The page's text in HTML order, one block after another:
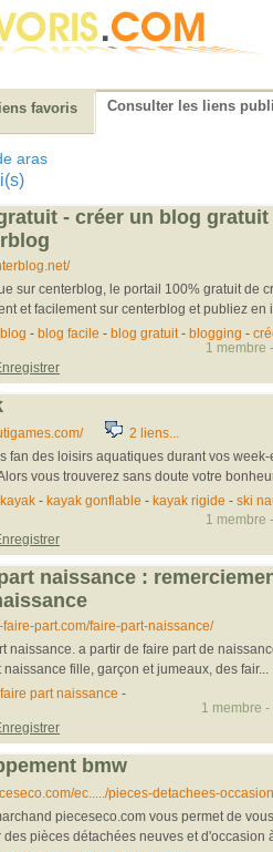
favoris Consulter les liens
aras
- créer un blog
sur centerblog, le portail 100% gratuit de
et facilement sur centerblog et publiez en
blog - blog facile - blog gratuit- blogging -
1 membre
2 liens...
fan des loisirs aquatiques durant vos
vous trouverez sans doute votre
kayak- kayak gonflable - kayak rigide - ski
1 membre
naissance :
faire-part.com/faire-part-naissance/
naissance. a partir de faire part de
naissance fille, garçon et jumeaux, des fair...
faire part naissance -
1 membre
bmw
ec...../pieces-detachees-
pieceseco.com vous permet de
pièces détachées neuves et d'occasion